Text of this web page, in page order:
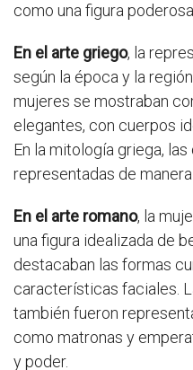
como una figura
En el arte griego, la
según la época y la
mujeres se mostraban
elegantes, con cuerpos
En la mitología griega,
representadas de
En el arte romano, la
una figura idealizada de
destacaban las formas
características faciales.
también fueron
como matronas y
y poder.